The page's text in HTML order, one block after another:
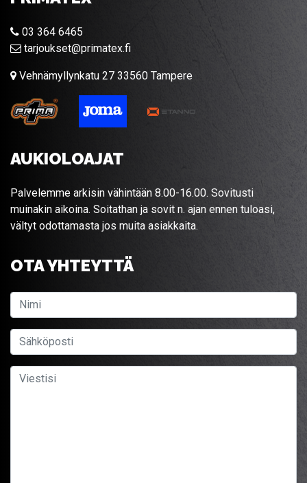
03 364 6465
tarjoukset@primatex.fi
Vehnämyllynkatu 27 33560 Tampere
AUKIOLOAJAT
Palvelemme arkisin vähintään 8.00-16.00. Sovitusti
muinakin aikoina. Soitathan ja sovit n. ajan ennen tuloasi,
vältyt odottamasta jos muita asiakkaita.
OTA YHTEYTTÄ